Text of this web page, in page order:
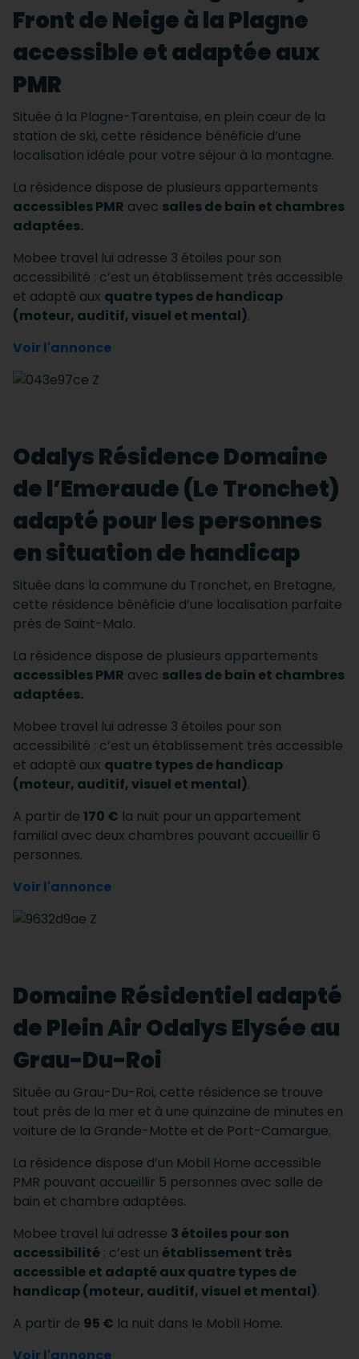
Front de Neige à la Plagne
accessible et adaptée aux
PMR
Située à la Plagne-Tarentaise, en plein cœur de la
station de ski, cette résidence bénéficie d’une
localisation idéale pour votre séjour à la montagne.
La résidence dispose de plusieurs appartements
accessibles PMR avec salles de bain et chambres
adaptées.
Mobee travel lui adresse 3 étoiles pour son
accessibilité : c’est un établissement très accessible
et adapté aux quatre types de handicap
(moteur, auditif, visuel et mental).
Voir l'annonce
Odalys Résidence Domaine
de l’Emeraude (Le Tronchet)
adapté pour les personnes
en situation de handicap
Située dans la commune du Tronchet, en Bretagne,
cette résidence bénéficie d’une localisation parfaite
près de Saint-Malo.
La résidence dispose de plusieurs appartements
accessibles PMR avec salles de bain et chambres
adaptées.
Mobee travel lui adresse 3 étoiles pour son
accessibilité : c’est un établissement très accessible
et adapté aux quatre types de handicap
(moteur, auditif, visuel et mental).
A partir de 170 € la nuit pour un appartement
familial avec deux chambres pouvant accueillir 6
personnes.
Voir l'annonce
Domaine Résidentiel adapté
de Plein Air Odalys Elysée au
Grau-Du-Roi
Située au Grau-Du-Roi, cette résidence se trouve
tout près de la mer et à une quinzaine de minutes en
voiture de la Grande-Motte et de Port-Camargue.
La résidence dispose d’un Mobil Home accessible
PMR pouvant accueillir 5 personnes avec salle de
bain et chambre adaptées.
Mobee travel lui adresse 3 étoiles pour son
accessibilité : c’est un établissement très
accessible et adapté aux quatre types de
handicap (moteur, auditif, visuel et mental).
A partir de 95 € la nuit dans le Mobil Home.